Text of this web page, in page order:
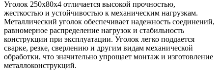
Уголок 250х80х4 отличается высокой прочностью,
жесткостью и устойчивостью к механическим нагрузкам.
Металлический уголок обеспечивает надежность соединений,
равномерное распределение нагрузок и стабильность
конструкции при эксплуатации. Уголок легко поддается
сварке, резке, сверлению и другим видам механической
обработки, что значительно упрощает монтаж и изготовление
металлоконструкций.